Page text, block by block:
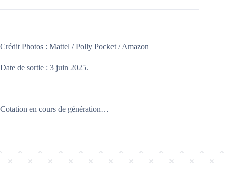
Crédit Photos : Mattel / Polly Pocket / Amazon
Date de sortie : 3 juin 2025.
Cotation en cours de génération…